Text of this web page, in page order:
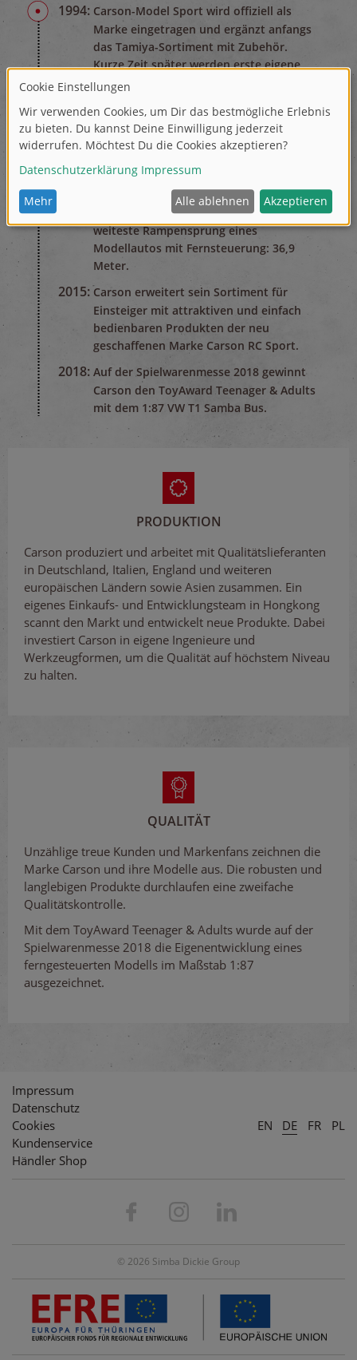
1994: Carson-Model Sport wird offiziell als
Marke eingetragen und ergänzt anfangs
das Tamiya-Sortiment mit Zubehör.
Kurze Zeit später werden erste eigene
Modelle entwickelt und ein
den RC-Modellbau aufgebaut.
2010er
auf. Mit einem Carson Specter 6S gelang
Thomas Strobel bei den Speedweeks
2011 in Sonneberg am 30. Juli 2011 der
weiteste Rampensprung eines
Modellautos mit Fernsteuerung: 36,9
Meter.
2015: Carson erweitert sein Sortiment für
Einsteiger mit attraktiven und einfach
bedienbaren Produkten der neu
geschaffenen Marke Carson RC Sport.
2018: Auf der Spielwarenmesse 2018 gewinnt
Carson den ToyAward Teenager & Adults
mit dem 1:87 VW T1 Samba Bus.
PRODUKTION
Carson produziert und arbeitet mit Qualitätslieferanten
in Deutschland, Italien, England und weiteren
europäischen Ländern sowie Asien zusammen. Ein
eigenes Einkaufs- und Entwicklungsteam in Hongkong
scannt den Markt und entwickelt neue Produkte. Dabei
investiert Carson in eigene Ingenieure und
Werkzeugformen, um die Qualität auf höchstem Niveau
zu halten.
QUALITÄT
Unzählige treue Kunden und Markenfans zeichnen die
Marke Carson und ihre Modelle aus. Die robusten und
langlebigen Produkte durchlaufen eine zweifache
Qualitätskontrolle.
Mit dem ToyAward Teenager & Adults wurde auf der
Spielwarenmesse 2018 die Eigenentwicklung eines
ferngesteuerten Modells im Maßstab 1:87
ausgezeichnet.
Impressum
Datenschutz
Cookies
Kundenservice
Händler Shop
EN DE FR PL
© 2026 Simba Dickie Group